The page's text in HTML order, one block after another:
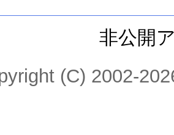
非公開
(C) 2002-